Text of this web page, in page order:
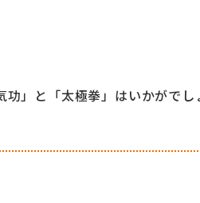
」と「太極拳」はいかがでし